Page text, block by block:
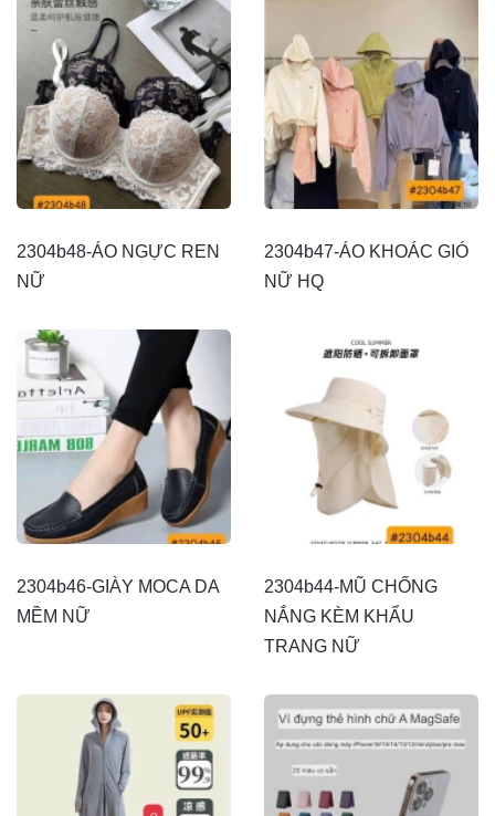
2304b48-ÁO NGỰC REN
NỮ
2304b47-ÁO KHOÁC GIÓ
NỮ HQ
2304b46-GIÀY MOCA DA
MỀM NỮ
2304b44-MŨ CHỐNG
NẮNG KÈM KHẨU
TRANG NỮ